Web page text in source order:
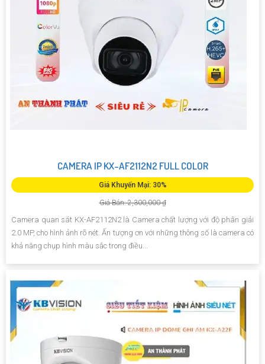
CAMERA IP KX-AF2112N2 FULL COLOR
Giá Khuyến Mại: 30%
Giá Bán: 2,300,000 ₫
Camera quan sát KX-AF2112N2 là Camera chất lượng với độ phân giải
2.0 MP, cho hình ảnh rõ nét. Ấn tượng ơn với những thông số là camera có
khả năng chụp hình màu sắc trong điều...